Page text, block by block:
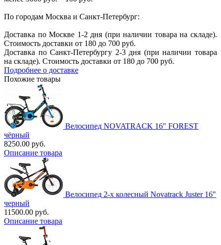
По городам Москва и Санкт-Петербург:
Доставка по Москве 1-2 дня (при наличии товара на складе).
Стоимость доставки от 180 до 700 руб.
Доставка по Санкт-Петербургу 2-3 дня (при наличии товара
на складе). Стоимость доставки от 180 до 700 руб.
Подробнее о доставке
Похожие товары
Велосипед NOVATRACK 16" FOREST
чёрный
8250.00 руб.
Описание товара
Велосипед 2-х колесный Novatrack Juster 16"
черный
11500.00 руб.
Описание товара